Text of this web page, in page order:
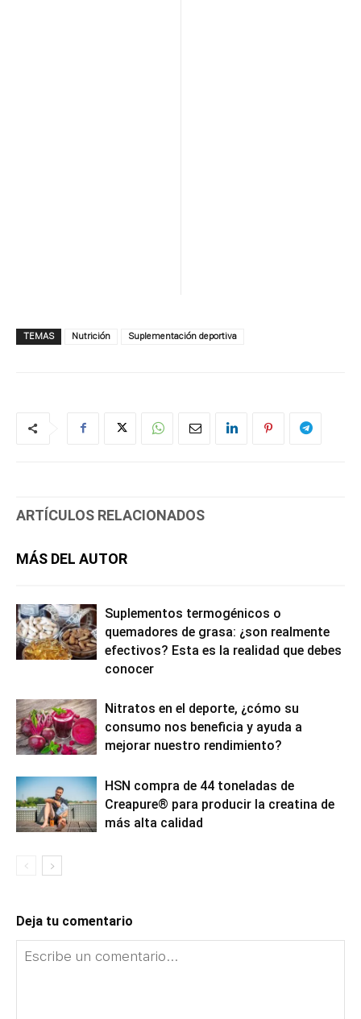
TEMAS Nutrición Suplementación deportiva
ARTÍCULOS RELACIONADOS
MÁS DEL AUTOR
Suplementos termogénicos o
quemadores de grasa: ¿son realmente
efectivos? Esta es la realidad que debes
conocer
Nitratos en el deporte, ¿cómo su
consumo nos beneficia y ayuda a
mejorar nuestro rendimiento?
HSN compra de 44 toneladas de
Creapure® para producir la creatina de
más alta calidad
Deja tu comentario